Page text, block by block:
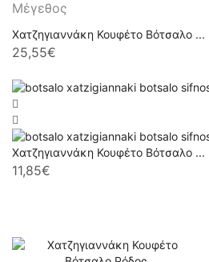
Μέγεθος
Χατζηγιαννάκη Κουφέτο Βότσαλο ...
25,55€
Χατζηγιαννάκη Κουφέτο Βότσαλο ...
11,85€